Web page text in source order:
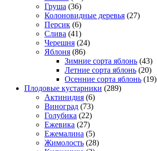
Груша (36)
Колоновидные деревья (27)
Персик (6)
Слива (41)
Черешня (24)
Яблоня (86)
Зимние сорта яблонь (43)
Летние сорта яблонь (20)
Осенние сорта яблонь (19)
Плодовые кустарники (289)
Актинидия (6)
Виноград (73)
Голубика (22)
Ежевика (27)
Ежемалина (5)
Жимолость (28)